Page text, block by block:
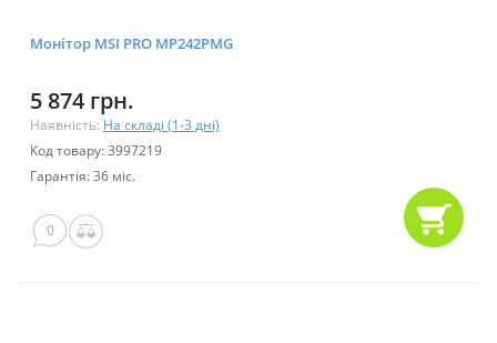
Монітор MSI PRO MP242PMG
5 874 грн.
Наявність: На складі (1-3 дні)
Код товару: 3997219
Гарантія: 36 міс.
0